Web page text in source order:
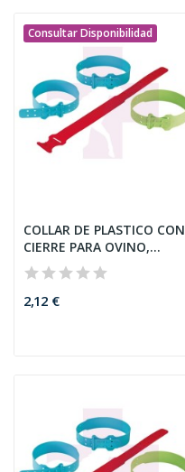
Consultar Disponibilidad
COLLAR DE PLASTICO CON
CIERRE PARA OVINO,
56CM,...
2,12 €